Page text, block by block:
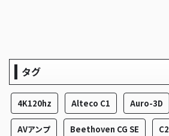
タグ
4K120hz Alteco C1 Auro-3D
AVアンプ Beethoven CG SE C2